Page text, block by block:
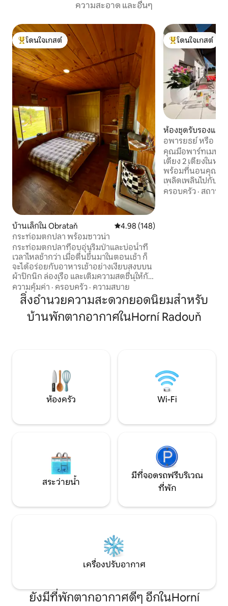
ความสะอาด และอื่นๆ
โดนใจเกสต์ที่สุด
โดนใจเกสต์
บ้านเล็กใน Obrataň คะแนนเฉลี่ย 4.98 จาก 5, 148 รีวิว
4.98 (148)
กระท่อมตกปลา พร้อมซาวน่า
กระท่อมตกปลาที่อบอุ่นริมป่าและบ่อน้ำที่
เวลาไหลช้ากว่า เมื่อตื่นขึ้นมาในตอนเช้า ก็
จะได้อร่อยกับอาหารเช้าอย่างเงียบสงบบน
ผ้าปิกนิก ล่องเรือ และเติมความสดชื่นให้กับ
ตัวเองตลอดทั้งวันภายใต้ฝักบัวอาบน้ำพลัง
แสงอาทิตย์ หรือผ่อนคลายบนเปลญวน
พร้อมชมพระอาทิตย์ตกดิน และคุณจะได้
พบกับซาวน่าอบไม้ส่วนตัวแห่งใหม่ ซึ่งเป็น
เงียบเชียบ สถานที่ที่สมบูรณ์แบบสำหรับช่วง
เวลาแห่งความเงียบสงบและหลบหนีไปสู่
ความคุ้มค่า · ครอบครัว · ความสบาย
โดนใจเกสต์ที่สุด
โดนใจเกสต์
ห้องชุดรับรองแขก
hův Hradec
อพารยธย์ หรือ อพ
คุณมีอพาร์ทเมนท์
เตียง 2 เตียงในห้อ
พร้อมที่นอนคุณภ
เพลิดเพลินไปกับร
นั่ง ครอบครัวของ
ครอบครัว · สถานที่
สิ่งอำนวยความสะดวกยอดนิยมสำหรับ
บ้านพักตากอากาศในHorní Radouň
ห้องครัว Wi-Fi
สระว่ายน้ำ
มีที่จอดรถฟรีบริเวณ
ที่พัก
เครื่องปรับอากาศ
ยังมีที่พักตากอากาศดีๆ อีกในHorní